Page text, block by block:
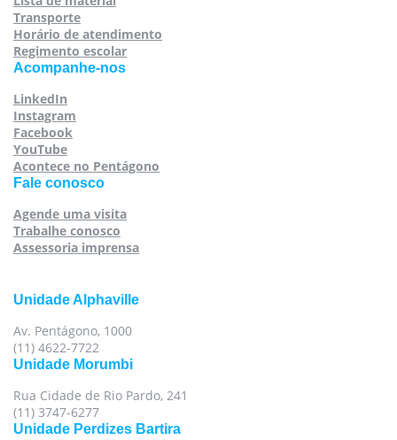
Transporte
Horário de atendimento
Regimento escolar
Acompanhe-nos
LinkedIn
Instagram
Facebook
YouTube
Acontece no Pentágono
Fale conosco
Agende uma visita
Trabalhe conosco
Assessoria imprensa
Unidade Alphaville
Av. Pentágono, 1000
(11) 4622-7722
Unidade Morumbi
Rua Cidade de Rio Pardo, 241
(11) 3747-6277
Unidade Perdizes Bartira